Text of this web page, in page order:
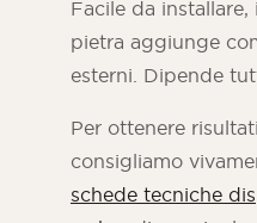
Facile da
pietra aggiunge
esterni. Dipende
Per ottenere
consigliamo
schede tecniche